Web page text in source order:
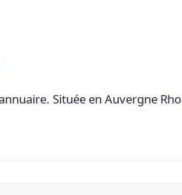
Située en Auvergne